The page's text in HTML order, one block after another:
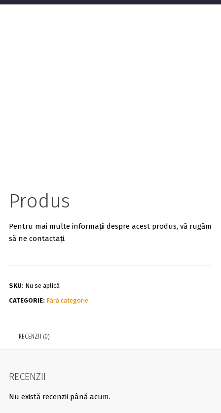
Produs
Pentru mai multe informații despre acest produs, vă rugăm
să ne contactați.
SKU: Nu se aplică
CATEGORIE: Fără categorie
RECENZII (0)
RECENZII
Nu există recenzii până acum.